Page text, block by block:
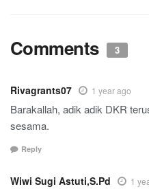
Comments 3
Rivagrants07 1 year ago
Barakallah, adik adik DKR
sesama.
Reply
Wiwi Sugi Astuti,S.Pd 1